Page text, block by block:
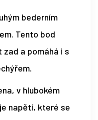
bederním
Tento bod
a pomáhá i s
v hlubokém
napětí, které se